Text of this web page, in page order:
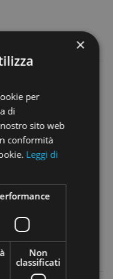
×
per
di
sito web
conformità
Leggi di
Non
classificati